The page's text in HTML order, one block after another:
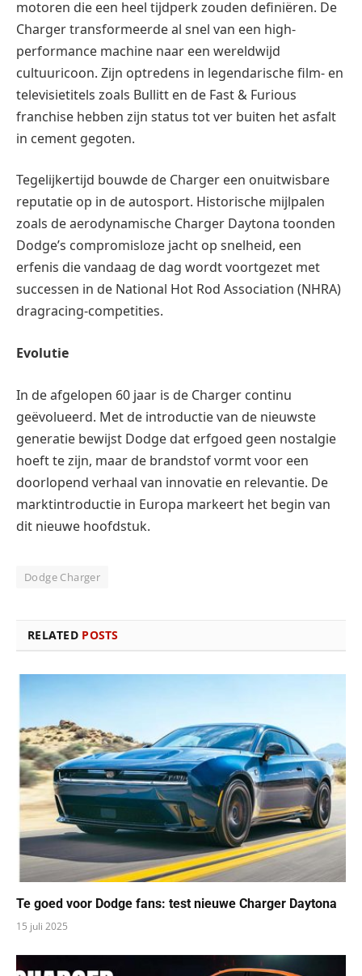
motoren die een heel tijdperk zouden definiëren. De
Charger transformeerde al snel van een high-
performance machine naar een wereldwijd
cultuuricoon. Zijn optredens in legendarische film- en
televisietitels zoals Bullitt en de Fast & Furious
franchise hebben zijn status tot ver buiten het asfalt
in cement gegoten.
Tegelijkertijd bouwde de Charger een onuitwisbare
reputatie op in de autosport. Historische mijlpalen
zoals de aerodynamische Charger Daytona toonden
Dodge’s compromisloze jacht op snelheid, een
erfenis die vandaag de dag wordt voortgezet met
successen in de National Hot Rod Association (NHRA)
dragracing-competities.
Evolutie
In de afgelopen 60 jaar is de Charger continu
geëvolueerd. Met de introductie van de nieuwste
generatie bewijst Dodge dat erfgoed geen nostalgie
hoeft te zijn, maar de brandstof vormt voor een
doorlopend verhaal van innovatie en relevantie. De
marktintroductie in Europa markeert het begin van
dit nieuwe hoofdstuk.
Dodge Charger
RELATED POSTS
Te goed voor Dodge fans: test nieuwe Charger Daytona
15 juli 2025